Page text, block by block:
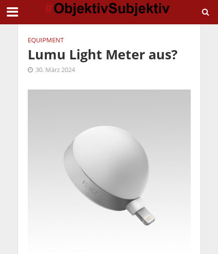
EQUIPMENT
Lumu Light Meter aus?
30. März 2024